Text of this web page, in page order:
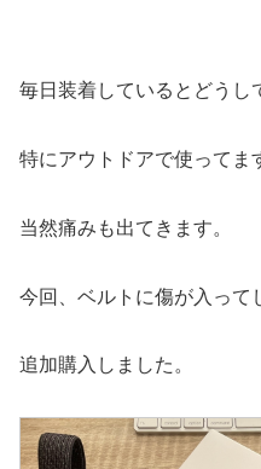
毎日装着しているとどうし
特にアウトドアで使ってま
当然痛みも出てきます。
今回、ベルトに傷が入って
追加購入しました。